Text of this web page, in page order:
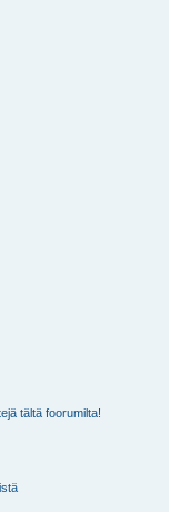
tältä foorumilta!